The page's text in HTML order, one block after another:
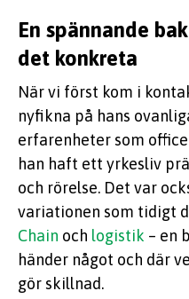
En spännande
det konkreta
När vi först kom i
nyfikna på hans
erfarenheter som
han haft ett yrkesliv
och rörelse. Det var
variationen som tidigt
Chain och logistik – en
händer något och där
gör skillnad.